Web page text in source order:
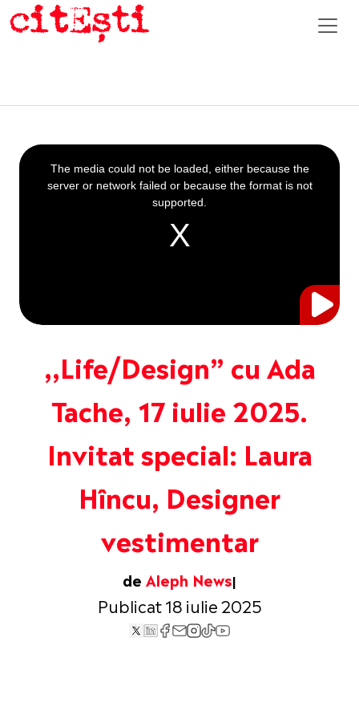
,,Life/Design” cu Ada
Tache, 17 iulie 2025.
Invitat special: Laura
Hîncu, Designer
vestimentar
de Aleph News
Publicat 18 iulie 2025
This
is
a
The media could not be loaded, either because the
server or network failed or because the format is not
supported.